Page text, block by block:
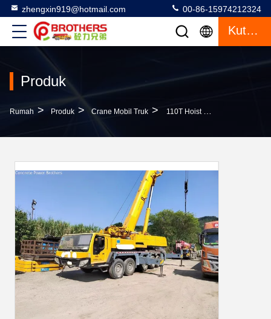
zhengxin919@hotmail.com 00-86-15974212324
Kutipan
Produk
Rumah > Produk > Crane Mobil Truk > 110T Hoist Digunakan Truk Crane Sy Xct Xcg Cmg Alerrain Zoomlion Dengan Sertifikasi ISO9001